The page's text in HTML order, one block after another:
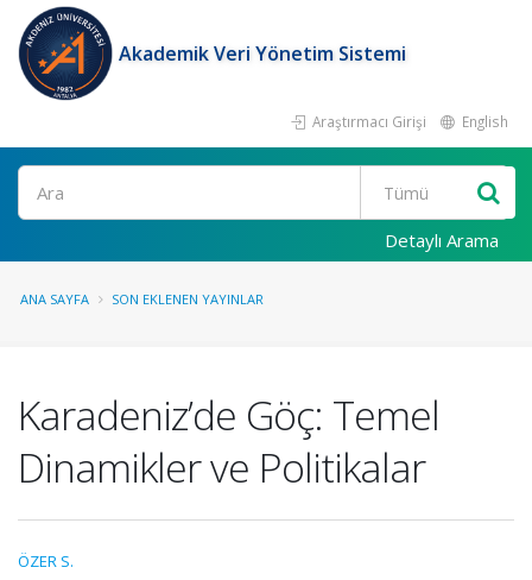
Akademik Veri Yönetim Sistemi
Araştırmacı Girişi English
Ara
Detaylı Arama
ANA SAYFA SON EKLENEN YAYINLAR
Karadeniz’de Göç: Temel
Dinamikler ve Politikalar
ÖZER S.